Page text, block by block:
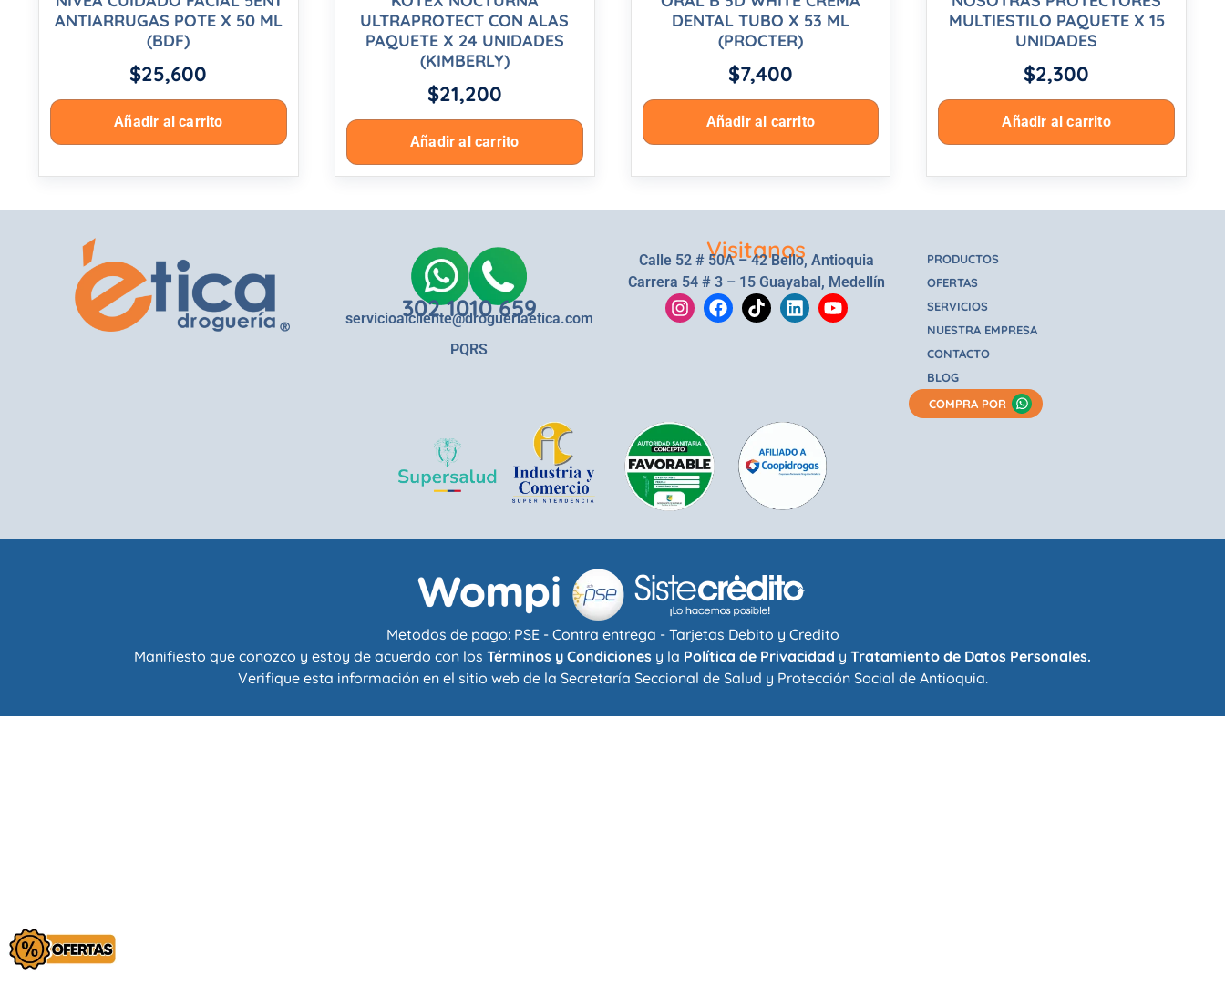
ANTIARRUGAS POTE X 50 ML
(BDF)
$25,600
Añadir al carrito
ULTRAPROTECT CON ALAS
PAQUETE X 24 UNIDADES
(KIMBERLY)
$21,200
Añadir al carrito
DENTAL TUBO X 53 ML
(PROCTER)
$7,400
Añadir al carrito
MULTIESTILO PAQUETE X 15
UNIDADES
$2,300
Añadir al carrito
302 1010 659
servicioalcliente@drogueriaetica.com
PQRS
Visitanos
Calle 52 # 50A – 42 Bello, Antioquia
Carrera 54 # 3 – 15 Guayabal, Medellín
PRODUCTOS
OFERTAS
SERVICIOS
NUESTRA EMPRESA
CONTACTO
BLOG
COMPRA POR
Metodos de pago: PSE - Contra entrega - Tarjetas Debito y Credito
Manifiesto que conozco y estoy de acuerdo con los Términos y Condiciones y la Política de Privacidad y Tratamiento de Datos Personales.
Verifique esta información en el sitio web de la Secretaría Seccional de Salud y Protección Social de Antioquia.